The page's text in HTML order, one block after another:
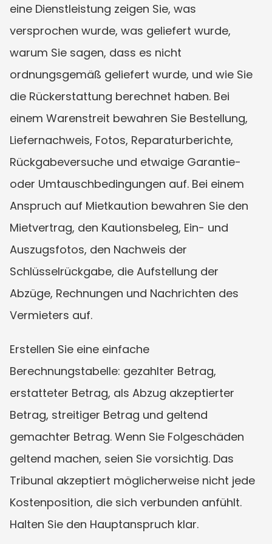
eine Dienstleistung zeigen Sie, was
versprochen wurde, was geliefert wurde,
warum Sie sagen, dass es nicht
ordnungsgemäß geliefert wurde, und wie Sie
die Rückerstattung berechnet haben. Bei
einem Warenstreit bewahren Sie Bestellung,
Liefernachweis, Fotos, Reparaturberichte,
Rückgabeversuche und etwaige Garantie-
oder Umtauschbedingungen auf. Bei einem
Anspruch auf Mietkaution bewahren Sie den
Mietvertrag, den Kautionsbeleg, Ein- und
Auszugsfotos, den Nachweis der
Schlüsselrückgabe, die Aufstellung der
Abzüge, Rechnungen und Nachrichten des
Vermieters auf.
Erstellen Sie eine einfache
Berechnungstabelle: gezahlter Betrag,
erstatteter Betrag, als Abzug akzeptierter
Betrag, streitiger Betrag und geltend
gemachter Betrag. Wenn Sie Folgeschäden
geltend machen, seien Sie vorsichtig. Das
Tribunal akzeptiert möglicherweise nicht jede
Kostenposition, die sich verbunden anfühlt.
Halten Sie den Hauptanspruch klar.